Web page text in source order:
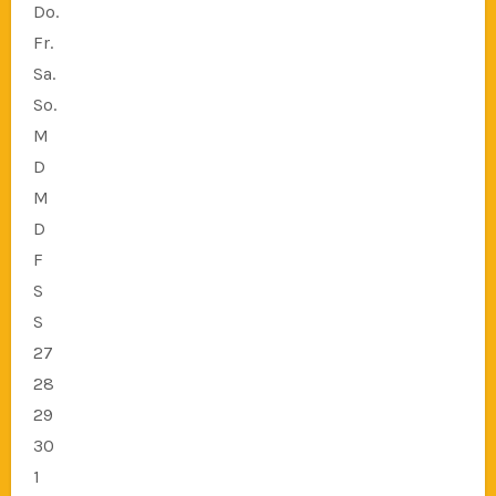
Do.
Fr.
Sa.
So.
M
D
M
D
F
S
S
27
28
29
30
1